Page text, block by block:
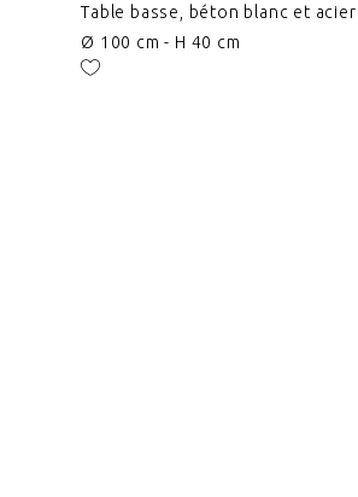
Table basse, béton blanc et
Ø 100 cm - H 40 cm